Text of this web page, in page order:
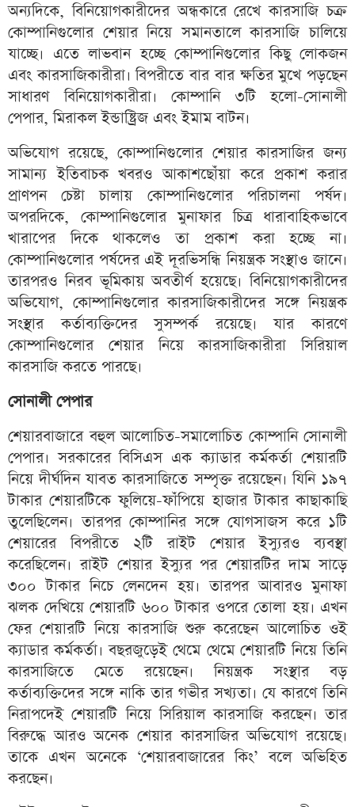
অন্যদিকে, বিনিয়োগকারীদের অন্ধকারে রেখে কারসাজি চক্র
কোম্পানিগুলোর শেয়ার নিয়ে সমানতালে কারসাজি চালিয়ে
যাচ্ছে। এতে লাভবান হচ্ছে কোম্পানিগুলোর কিছু লোকজন
এবং কারসাজিকারীরা। বিপরীতে বার বার ক্ষতির মুখে পড়ছেন
সাধারণ বিনিয়োগকারীরা। কোম্পানি ৩টি হলো-সোনালী
পেপার, মিরাকল ইন্ডাষ্ট্রিজ এবং ইমাম বাটন।
অভিযোগ রয়েছে, কোম্পানিগুলোর শেয়ার কারসাজির জন্য
সামান্য ইতিবাচক খবরও আকাশছোঁয়া করে প্রকাশ করার
প্রাণপন চেষ্টা চালায় কোম্পানিগুলোর পরিচালনা পর্ষদ।
অপরদিকে, কোম্পানিগুলোর মুনাফার চিত্র ধারাবাহিকভাবে
খারাপের দিকে থাকলেও তা প্রকাশ করা হচ্ছে না।
কোম্পানিগুলোর পর্ষদের এই দূরভিসন্ধি নিয়ন্ত্রক সংস্থাও জানে।
তারপরও নিরব ভূমিকায় অবতীর্ণ হয়েছে। বিনিয়োগকারীদের
অভিযোগ, কোম্পানিগুলোর কারসাজিকারীদের সঙ্গে নিয়ন্ত্রক
সংস্থার কর্তাব্যক্তিদের সুসম্পর্ক রয়েছে। যার কারণে
কোম্পানিগুলোর শেয়ার নিয়ে কারসাজিকারীরা সিরিয়াল
কারসাজি করতে পারছে।
সোনালী পেপার
শেয়ারবাজারে বহুল আলোচিত-সমালোচিত কোম্পানি সোনালী
পেপার। সরকারের বিসিএস এক ক্যাডার কর্মকর্তা শেয়ারটি
নিয়ে দীর্ঘদিন যাবত কারসাজিতে সম্পৃক্ত রয়েছেন। যিনি ১৯৭
টাকার শেয়ারটিকে ফুলিয়ে-ফাঁপিয়ে হাজার টাকার কাছাকাছি
তুলেছিলেন। তারপর কোম্পানির সঙ্গে যোগসাজস করে ১টি
শেয়ারের বিপরীতে ২টি রাইট শেয়ার ইস্যুরও ব্যবস্থা
করেছিলেন। রাইট শেয়ার ইস্যুর পর শেয়ারটির দাম সাড়ে
৩০০ টাকার নিচে লেনদেন হয়। তারপর আবারও মুনাফা
ঝলক দেখিয়ে শেয়ারটি ৬০০ টাকার ওপরে তোলা হয়। এখন
ফের শেয়ারটি নিয়ে কারসাজি শুরু করেছেন আলোচিত ওই
ক্যাডার কর্মকর্তা। বছরজুড়েই থেমে থেমে শেয়ারটি নিয়ে তিনি
কারসাজিতে মেতে রয়েছেন। নিয়ন্ত্রক সংস্থার বড়
কর্তাব্যক্তিদের সঙ্গে নাকি তার গভীর সখ্যতা। যে কারণে তিনি
নিরাপদেই শেয়ারটি নিয়ে সিরিয়াল কারসাজি করছেন। তার
বিরুদ্ধে আরও অনেক শেয়ার কারসাজির অভিযোগ রয়েছে।
তাকে এখন অনেকে ‘শেয়ারবাজারের কিং’ বলে অভিহিত
করছেন।